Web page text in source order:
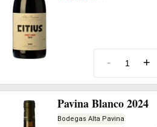
- +
Pavina Blanco 2024
Bodegas Alta Pavina